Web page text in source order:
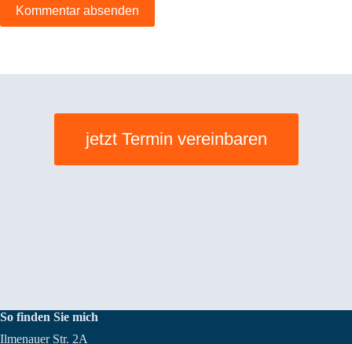
Kommentar absenden
jetzt Termin vereinbaren
So finden Sie mich
Ilmenauer Str. 2A